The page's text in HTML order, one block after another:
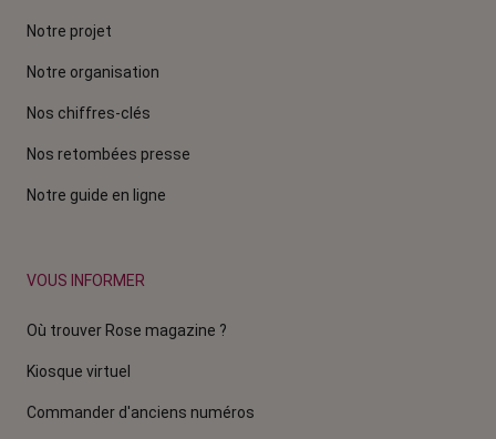
Notre projet
Notre organisation
Nos chiffres-clés
Nos retombées presse
Notre guide en ligne
VOUS INFORMER
Où trouver Rose magazine ?
Kiosque virtuel
Commander d'anciens numéros